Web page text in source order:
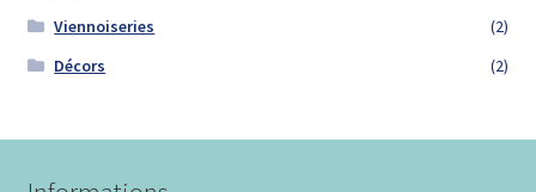
Viennoiseries
(2)
Décors
(2)